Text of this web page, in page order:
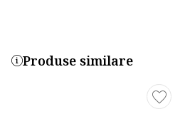
Produse similare